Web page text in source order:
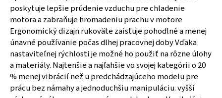
poskytuje lepšie prúdenie vzduchu pre chladenie
motora a zabraňuje hromadeniu prachu v motore
Ergonomický dizajn rukoväte zaisťuje pohodlné a menej
únavné používanie počas dlhej pracovnej doby Vďaka
nastaviteľnej rýchlosti je možné ho použiť na rôzne úlohy
a materiály. Najtenšie a najľahšie vo svojej kategórii o 20
% menej vibrácií než u predchádzajúceho modelu pre
prácu bez námahy a jednoduchšiu manipuláciu. vyšší